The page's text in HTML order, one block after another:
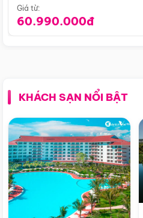
Giá từ:
60.990.000đ
KHÁCH SẠN NỔI BẬT